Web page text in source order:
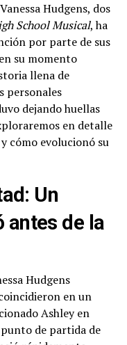
Hudgens, dos
School Musical, ha
por parte de sus
su momento
llena de
personales
dejando huellas
en detalle
cómo evolucionó su
Un
antes de la
Hudgens
en un
Ashley en
de partida de